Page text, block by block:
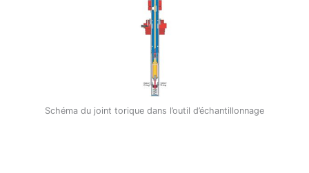
Schéma du joint torique dans l’outil d’échantillonnage